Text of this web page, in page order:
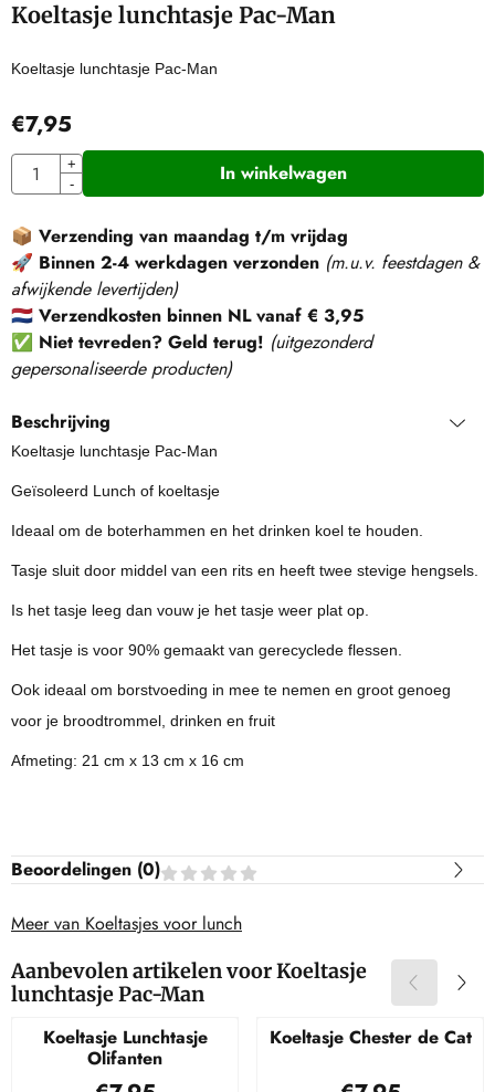
Koeltasje lunchtasje Pac-Man
Koeltasje lunchtasje Pac-Man
€7,95
Aantal
+
-
In winkelwagen
📦 Verzending van maandag t/m vrijdag
🚀 Binnen 2-4 werkdagen verzonden (m.u.v. feestdagen &
afwijkende levertijden)
🇳🇱 Verzendkosten binnen NL vanaf € 3,95
✅ Niet tevreden? Geld terug! (uitgezonderd
gepersonaliseerde producten)
Beschrijving
Koeltasje lunchtasje Pac-Man
Geïsoleerd Lunch of koeltasje
Ideaal om de boterhammen en het drinken koel te houden.
Tasje sluit door middel van een rits en heeft twee stevige hengsels.
Is het tasje leeg dan vouw je het tasje weer plat op.
Het tasje is voor 90% gemaakt van gerecyclede flessen.
Ook ideaal om borstvoeding in mee te nemen en groot genoeg
voor je broodtrommel, drinken en fruit
Afmeting: 21 cm x 13 cm x 16 cm
Beoordelingen (0)
Meer van Koeltasjes voor lunch
Aanbevolen artikelen voorKoeltasje
lunchtasje Pac-Man
Koeltasje Lunchtasje
Olifanten
Koeltasje Chester de Cat